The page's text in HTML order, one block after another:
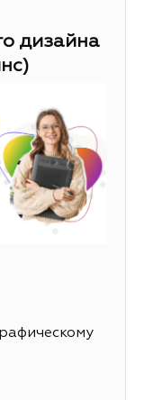
дизайна